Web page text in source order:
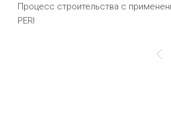
Процесс строительства c
PERI